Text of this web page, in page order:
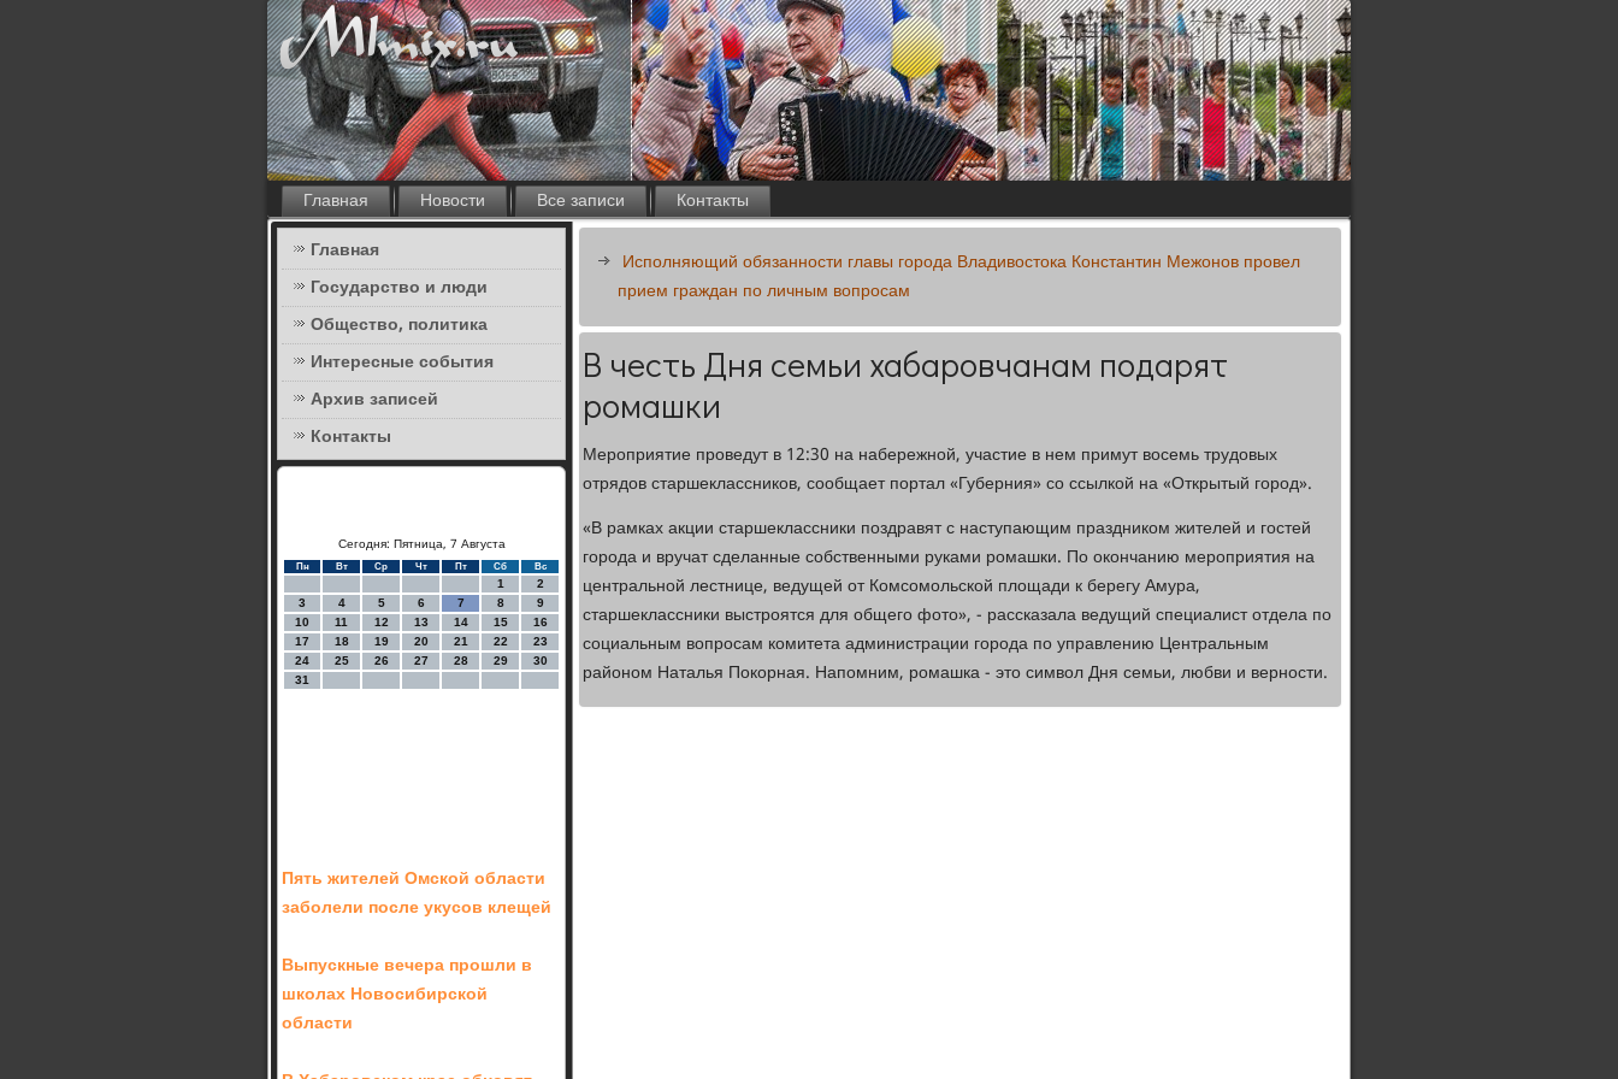
Главная Новости Все записи
Контакты
Главная
Государство и люди
Общество, политика
Интересные события
Архив записей
Контакты
Сегодня: Пятница, 7 Августа
Пн Вт Ср Чт Пт Сб Вс
1
2
3
4 5 6 7 8
9
10
11 12 13 14 15
16
17
18 19 20 21 22
23
24
25 26 27 28 29
30
31
Пять жителей Омской области
заболели после укусов клещей
Выпускные вечера прошли в
школах Новосибирской
области
Исполняющий обязанности главы города Владивостока Константин Межонов провел
прием граждан по личным вопросам
В честь Дня семьи хабаровчанам подарят
ромашки
Мероприятие проведут в 12:30 на набережной, участие в нем примут восемь трудовых
отрядов старшеклассников, сообщает портал «Губерния» со ссылкой на «Открытый город».
«В рамках акции старшеклассники поздравят с наступающим праздником жителей и гостей
города и вручат сделанные собственными руками ромашки. По окончанию мероприятия на
центральной лестнице, ведущей от Комсомольской площади к берегу Амура,
старшеклассники выстроятся для общего фото», - рассказала ведущий специалист отдела по
социальным вопросам комитета администрации города по управлению Центральным
районом Наталья Покорная. Напомним, ромашка - это символ Дня семьи, любви и верности.